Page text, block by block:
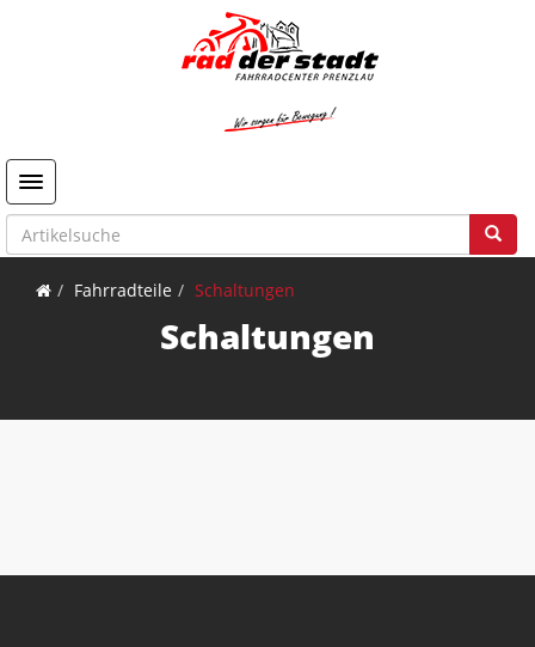
Toggle navigation
Fahrradteile Schaltungen
Schaltungen